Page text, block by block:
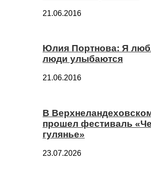
21.06.2016
Юлия Портнова: Я
люди улыбаются
21.06.2016
В
прошел фестиваль
гулянье»
23.07.2026